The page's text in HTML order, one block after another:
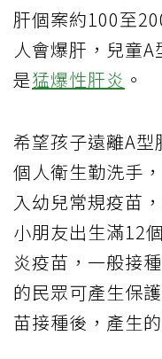
肝個案約100至
人會爆肝，兒童
是猛爆性肝炎 。
希望孩子遠離A
個人衛生勤洗手
入幼兒常規疫苗
小朋友出生滿12
炎疫苗，一般接
的民眾可產生保
苗接種後，產生